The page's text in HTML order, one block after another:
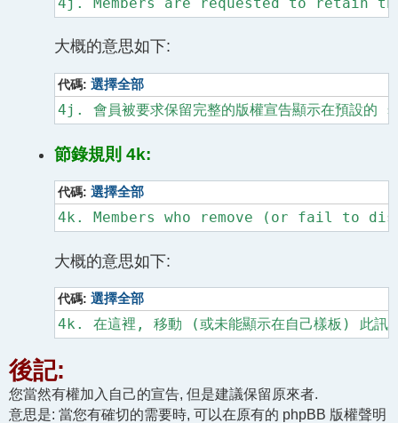
大概的意思如下:
代碼:選擇全部
節錄規則 4k:
代碼:選擇全部
大概的意思如下:
代碼:選擇全部
後記:
您當然有權加入自己的宣告, 但是建議保留原來者.
意思是: 當您有確切的需要時, 可以在原有的 phpBB 版權聲明